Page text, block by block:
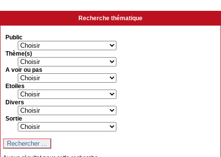
Recherche thématique
Public
Thème(s)
A voir ou pas
Etoiles
Divers
Sortie